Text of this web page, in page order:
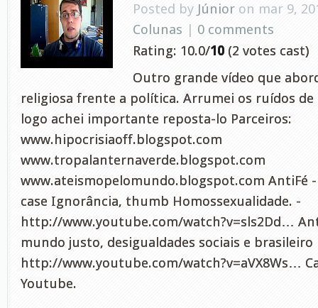
Posted by Júnior on mar 9,
Colunas | 0 comments
Rating: 10.0/10 (2 votes cast)
Outro grande vídeo que
religiosa frente a política. Arrumei os ruídos de
logo achei importante reposta-lo Parceiros:
www.hipocrisiaoff.blogspot.com
www.tropalanternaverde.blogspot.com
www.ateismopelomundo.blogspot.com AntiFé
case Ignorância, thumb Homossexualidade. -
http://www.youtube.com/watch?v=sls2Dd…
mundo justo, desigualdades sociais e
http://www.youtube.com/watch?v=aVX8Ws…
Youtube.